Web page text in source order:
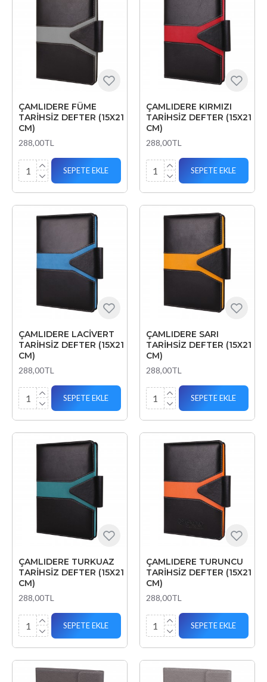
ÇAMLIDERE FÜME
TARİHSİZ DEFTER (15X21
CM)
288,00TL
SEPETE EKLE
ÇAMLIDERE KIRMIZI
TARİHSİZ DEFTER (15X21
CM)
288,00TL
SEPETE EKLE
ÇAMLIDERE LACİVERT
TARİHSİZ DEFTER (15X21
CM)
288,00TL
SEPETE EKLE
ÇAMLIDERE SARI
TARİHSİZ DEFTER (15X21
CM)
288,00TL
SEPETE EKLE
ÇAMLIDERE TURKUAZ
TARİHSİZ DEFTER (15X21
CM)
288,00TL
SEPETE EKLE
ÇAMLIDERE TURUNCU
TARİHSİZ DEFTER (15X21
CM)
288,00TL
SEPETE EKLE